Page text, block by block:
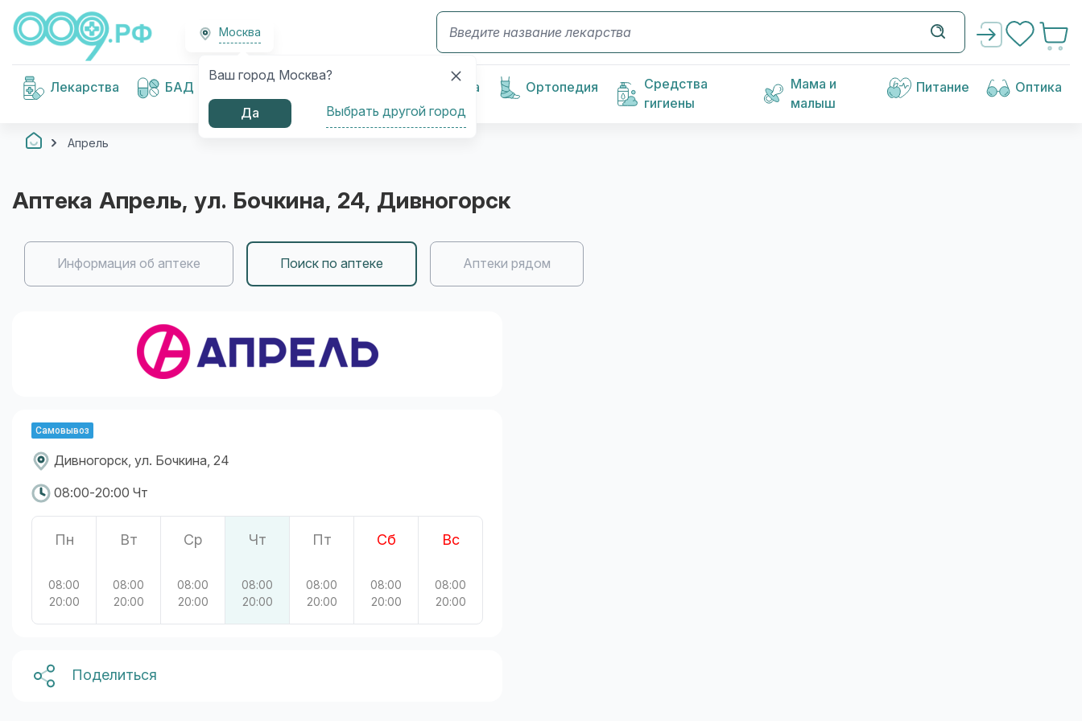
Москва
Ваш город Москва?
Да Выбрать другой город
Лекарства БАД
Медицинские
изделия
Косметика Ортопедия
Средства
гигиены
Мама и
малыш
Питание Оптика
Апрель
Аптека Апрель, ул. Бочкина, 24, Дивногорск
Информация об аптеке Поиск по аптеке Аптеки рядом
Самовывоз
Дивногорск, ул. Бочкина, 24
08:00-20:00 Чт
Пн
08:00
20:00
Вт
08:00
20:00
Ср
08:00
20:00
Чт
08:00
20:00
Пт
08:00
20:00
Сб
08:00
20:00
Вс
08:00
20:00
Поделиться